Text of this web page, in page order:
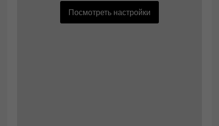
Посмотреть настройки